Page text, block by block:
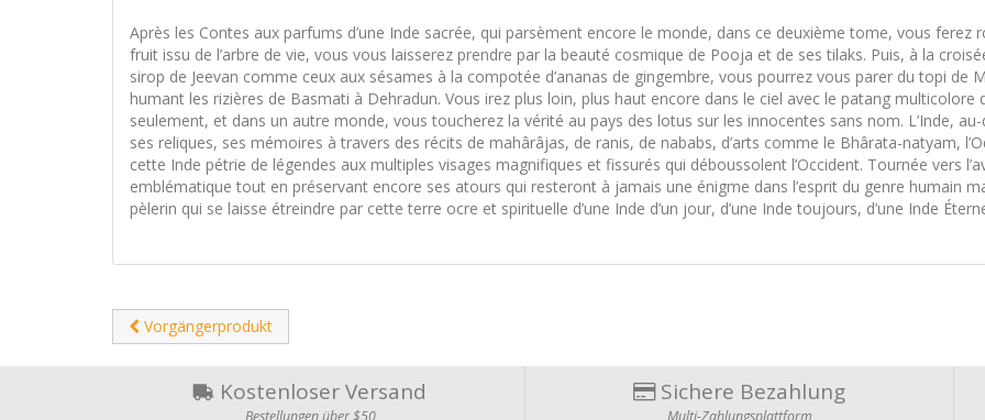
Après les Contes aux parfums d’une Inde sacrée, qui parsèment encore le monde, dans ce deuxième tome, vous ferez
fruit issu de l’arbre de vie, vous vous laisserez prendre par la beauté cosmique de Pooja et de ses tilaks. Puis, à la
sirop de Jeevan comme ceux aux sésames à la compotée d’ananas de gingembre, vous pourrez vous parer du topi de
humant les rizières de Basmati à Dehradun. Vous irez plus loin, plus haut encore dans le ciel avec le patang
seulement, et dans un autre monde, vous toucherez la vérité au pays des lotus sur les innocentes sans nom. L’Inde,
ses reliques, ses mémoires à travers des récits de mahârâjas, de ranis, de nababs, d’arts comme le Bhârata-natyam,
cette Inde pétrie de légendes aux multiples visages magnifiques et fissurés qui déboussolent l’Occident. Tournée vers
emblématique tout en préservant encore ses atours qui resteront à jamais une énigme dans l’esprit du genre humain
pèlerin qui se laisse étreindre par cette terre ocre et spirituelle d’une Inde d’un jour, d’une Inde toujours, d’une Inde
Vorgängerprodukt
Kostenloser Versand
Bestellungen über $50
Sichere Bezahlung
Multi-Zahlungsplattform